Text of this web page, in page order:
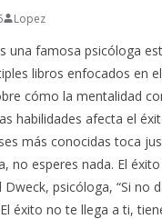
Lopez
una famosa psicóloga
libros enfocados en
cómo la mentalidad
habilidades afecta el
más conocidas toca
no esperes nada. El
psicóloga, “Si no
éxito no te llega a ti,